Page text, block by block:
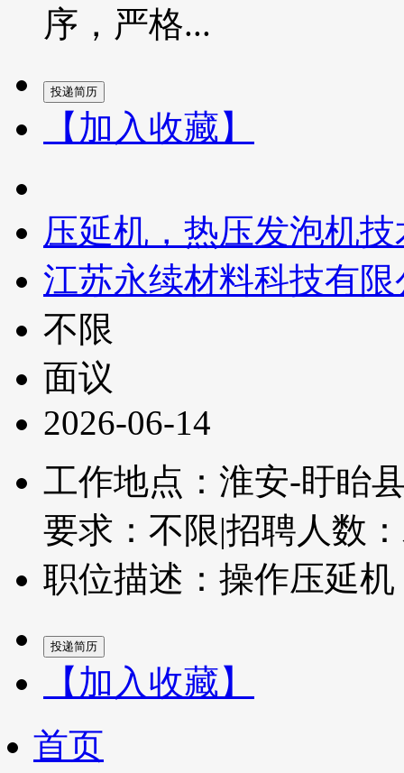
序，严格...
【加入收藏】
压延机，热压发泡机
江苏永续材料科技有限
不限
面议
2026-06-14
工作地点：淮安-盱眙
要求：不限|招聘人数
职位描述：操作压延
【加入收藏】
首页